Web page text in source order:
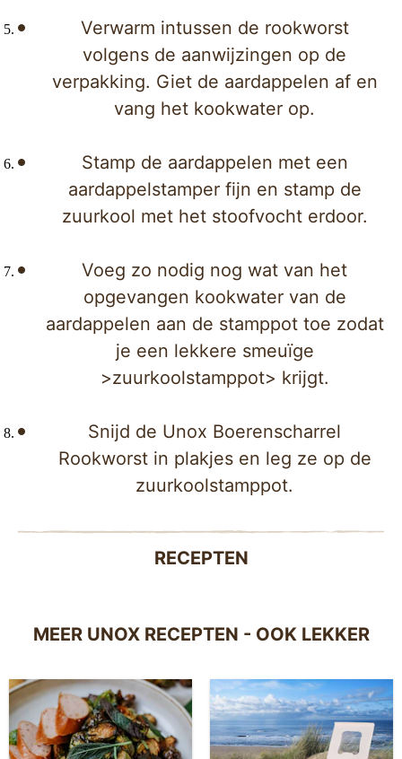
Verwarm intussen de rookworst
volgens de aanwijzingen op de
verpakking. Giet de aardappelen af en
vang het kookwater op.
Stamp de aardappelen met een
aardappelstamper fijn en stamp de
zuurkool met het stoofvocht erdoor.
Voeg zo nodig nog wat van het
opgevangen kookwater van de
aardappelen aan de stamppot toe zodat
je een lekkere smeuïge
>zuurkoolstamppot> krijgt.
Snijd de Unox Boerenscharrel
Rookworst in plakjes en leg ze op de
zuurkoolstamppot.
RECEPTEN
MEER UNOX RECEPTEN - OOK LEKKER